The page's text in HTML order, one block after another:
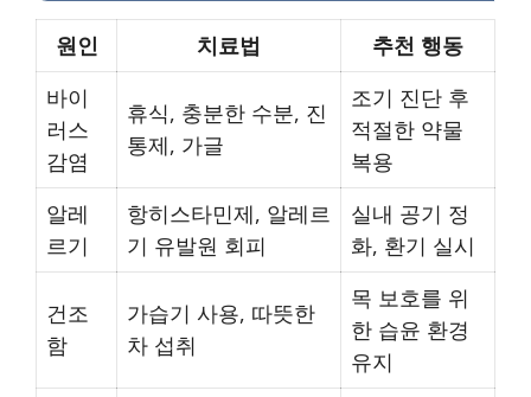
원인 치료법
추천 행동
바이
러스
감염
휴식, 충분한 수분, 진
통제, 가글
조기 진단 후
적절한 약물
복용
알레
르기
항히스타민제, 알레르
기 유발원 회피
실내 공기 정
화, 환기 실시
건조
함
가습기 사용, 따뜻한
차 섭취
목 보호를 위
한 습윤 환경
유지